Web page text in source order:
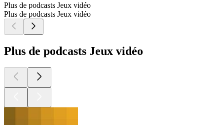
Plus de podcasts Jeux vidéo
Plus de podcasts Jeux vidéo
Plus de podcasts Jeux vidéo